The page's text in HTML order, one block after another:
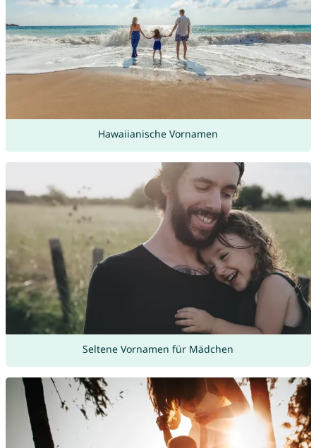
Hawaiianische Vornamen
Seltene Vornamen für Mädchen